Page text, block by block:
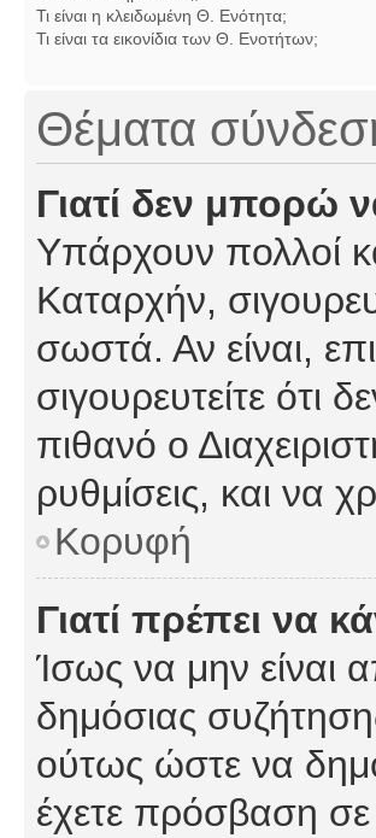
Τι είναι η κλειδωμένη Θ. Ενότητα;
Τι είναι τα εικονίδια των Θ. Ενοτήτων;
Θέματα
Γιατί δεν μπορώ
Υπάρχουν πολλοί
Καταρχήν,
σωστά. Αν είναι,
σιγουρευτείτε ότι
πιθανό ο
ρυθμίσεις, και να
Κορυφή
Γιατί πρέπει να
Ίσως να μην είναι
δημόσιας
ούτως ώστε να
έχετε πρόσβαση σε